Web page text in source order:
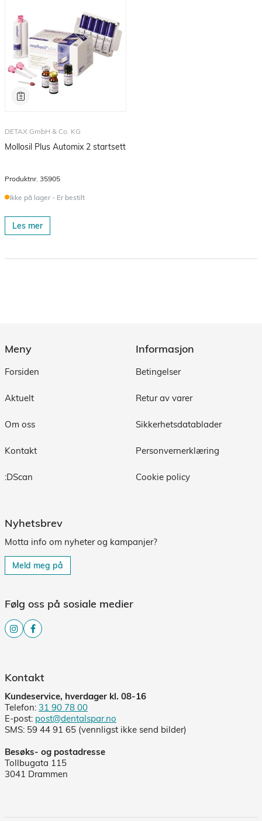
DETAX GmbH & Co. KG
Mollosil Plus Automix 2 startsett
Produktnr. 35905
Ikke på lager - Er bestilt
Les mer
Meny
Forsiden
Aktuelt
Om oss
Kontakt
:DScan
Informasjon
Betingelser
Retur av varer
Sikkerhetsdatablader
Personvernerklæring
Cookie policy
Nyhetsbrev
Motta info om nyheter og kampanjer?
Meld meg på
Følg oss på sosiale medier
Kontakt
Kundeservice, hverdager kl. 08-16
Telefon: 31 90 78 00
E-post: post@dentalspar.no
SMS: 59 44 91 65 (vennligst ikke send bilder)
Besøks- og postadresse
Tollbugata 115
3041 Drammen